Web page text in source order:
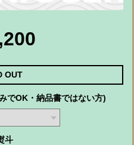
OUT
でOK・納品書ではない方)
斗